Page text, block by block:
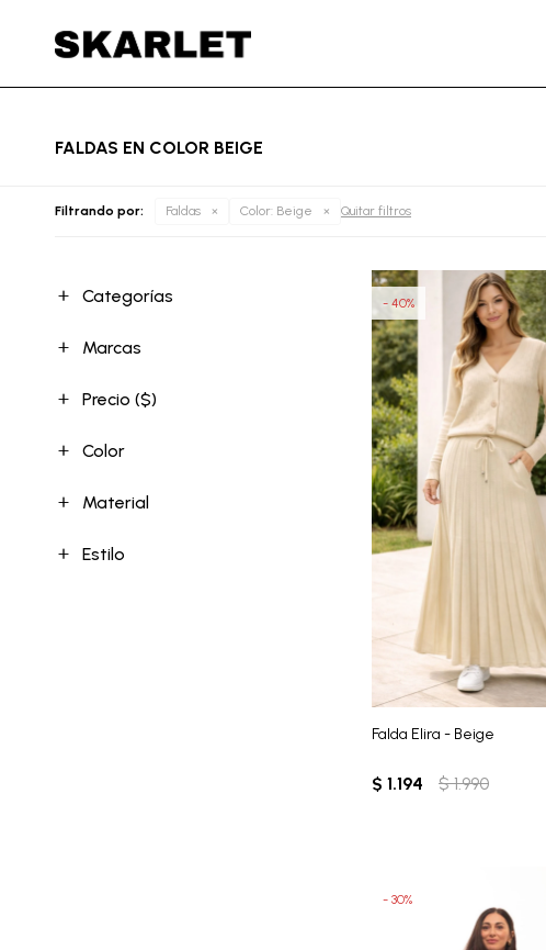
FALDAS EN COLOR BEIGE
Filtrando por: Faldas Color: Beige Quitar filtros
Falda Elira - Beige
$ 1.194 $ 1.990
40
30
Categorías
Marcas
Precio ($)
Color
Material
Estilo